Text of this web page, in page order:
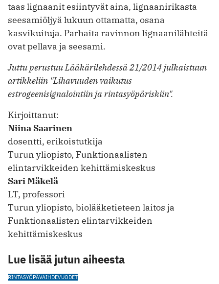
taas lignaanit esiintyvät aina, lignaanirikasta
seesamiöljyä lukuun ottamatta, osana
kasvikuituja. Parhaita ravinnon lignaanilähteitä
ovat pellava ja seesami.
Juttu perustuu Lääkärilehdessä 21/2014 julkaistuun
artikkeliin "Lihavuuden vaikutus
estrogeenisignalointiin ja rintasyöpäriskiin".
Kirjoittanut:
Niina Saarinen
dosentti, erikoistutkija
Turun yliopisto, Funktionaalisten
elintarvikkeiden kehittämiskeskus
Sari Mäkelä
LT, professori
Turun yliopisto, biolääketieteen laitos ja
Funktionaalisten elintarvikkeiden
kehittämiskeskus
Lue lisää jutun aiheesta
RINTASYÖPÄVAIHDEVUODET